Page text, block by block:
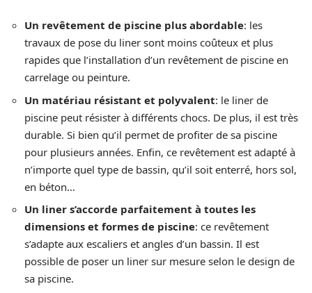
Un revêtement de piscine plus abordable: les
travaux de pose du liner sont moins coûteux et plus
rapides que l’installation d’un revêtement de piscine en
carrelage ou peinture.
Un matériau résistant et polyvalent: le liner de
piscine peut résister à différents chocs. De plus, il est très
durable. Si bien qu’il permet de profiter de sa piscine
pour plusieurs années. Enfin, ce revêtement est adapté à
n’importe quel type de bassin, qu’il soit enterré, hors sol,
en béton…
Un liner s’accorde parfaitement à toutes les
dimensions et formes de piscine: ce revêtement
s’adapte aux escaliers et angles d’un bassin. Il est
possible de poser un liner sur mesure selon le design de
sa piscine.